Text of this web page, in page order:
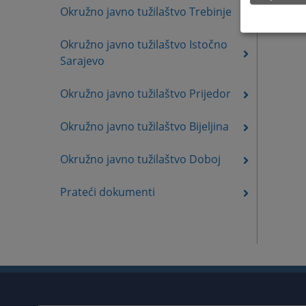
Okružno javno tužilaštvo Trebinje
Okružno javno tužilaštvo Istočno
Sarajevo
Okružno javno tužilaštvo Prijedor
Okružno javno tužilaštvo Bijeljina
Okružno javno tužilaštvo Doboj
Prateći dokumenti